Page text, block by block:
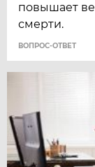
повышает
смерти.
ВОПРОС-ОТВЕТ